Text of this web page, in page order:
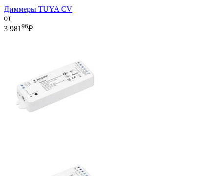
Диммеры TUYA CV
от
3 98196₽